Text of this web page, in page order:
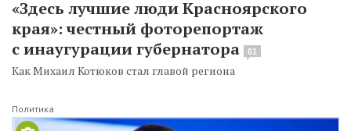
«Здесь лучшие люди Красноярского
края»: честный фоторепортаж
с инаугурации губернатора
61
Как Михаил Котюков стал главой региона
Политика